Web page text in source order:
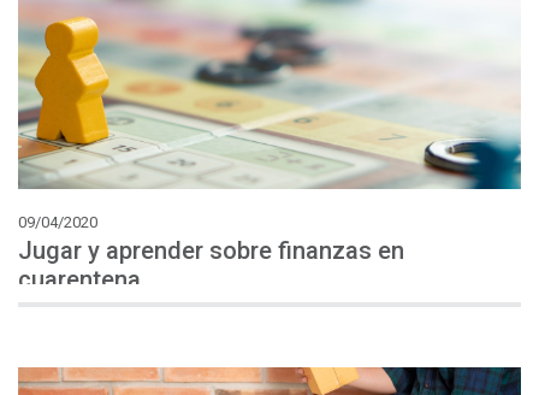
09/04/2020
Jugar y aprender sobre finanzas en
cuarentena